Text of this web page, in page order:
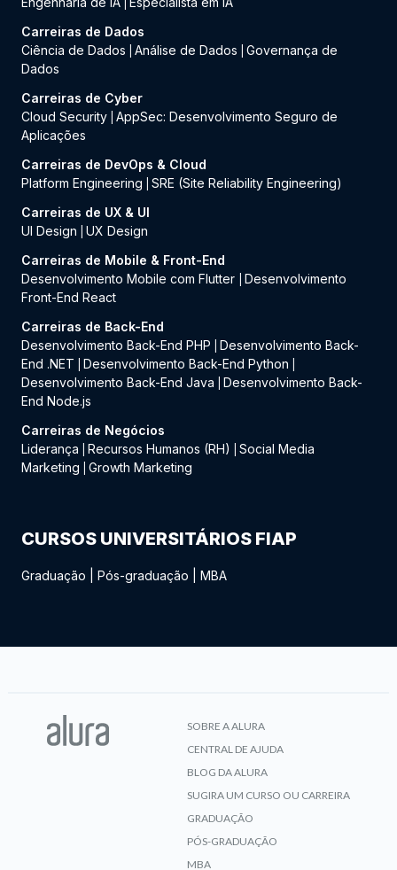
Carreiras de Dados
Ciência de Dados
Análise de Dados
Governança de
Dados
Carreiras de Cyber
Cloud Security AppSec: Desenvolvimento Seguro de
Aplicações
Carreiras de DevOps & Cloud
Platform Engineering
SRE (Site Reliability Engineering)
Carreiras de UX & UI
UI Design
UX Design
Carreiras de Mobile & Front-End
Desenvolvimento Mobile com Flutter
Desenvolvimento
Front-End React
Carreiras de Back-End
Desenvolvimento Back-End PHP
Desenvolvimento Back-
End .NET
Desenvolvimento Back-End Python
Desenvolvimento Back-End Java
Desenvolvimento Back-
End Node.js
Carreiras de Negócios
Liderança
Recursos Humanos (RH)
Social Media
Marketing
Growth Marketing
CURSOS UNIVERSITÁRIOS FIAP
Graduação Pós-graduação MBA
SOBRE A ALURA
CENTRAL DE AJUDA
BLOG DA ALURA
SUGIRA UM CURSO OU CARREIRA
GRADUAÇÃO
PÓS-GRADUAÇÃO
MBA